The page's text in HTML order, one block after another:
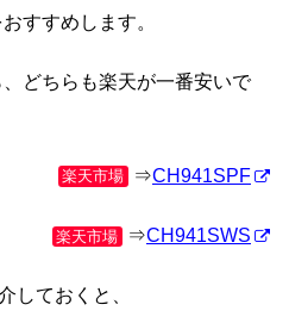
すすめします。
どちらも楽天が一番安いで
楽天市場 ⇒CH941SPF
楽天市場 ⇒CH941SWS
しておくと、